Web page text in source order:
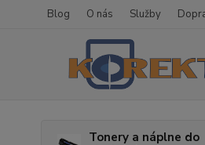
Blog O nás Služby
Tonery a náplne do